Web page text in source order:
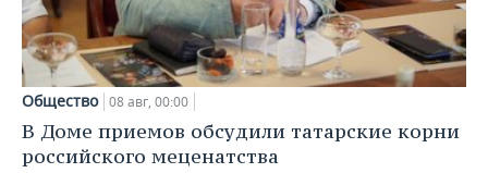
Общество 08 авг, 00:00
В Доме приемов обсудили татарские корни
российского меценатства